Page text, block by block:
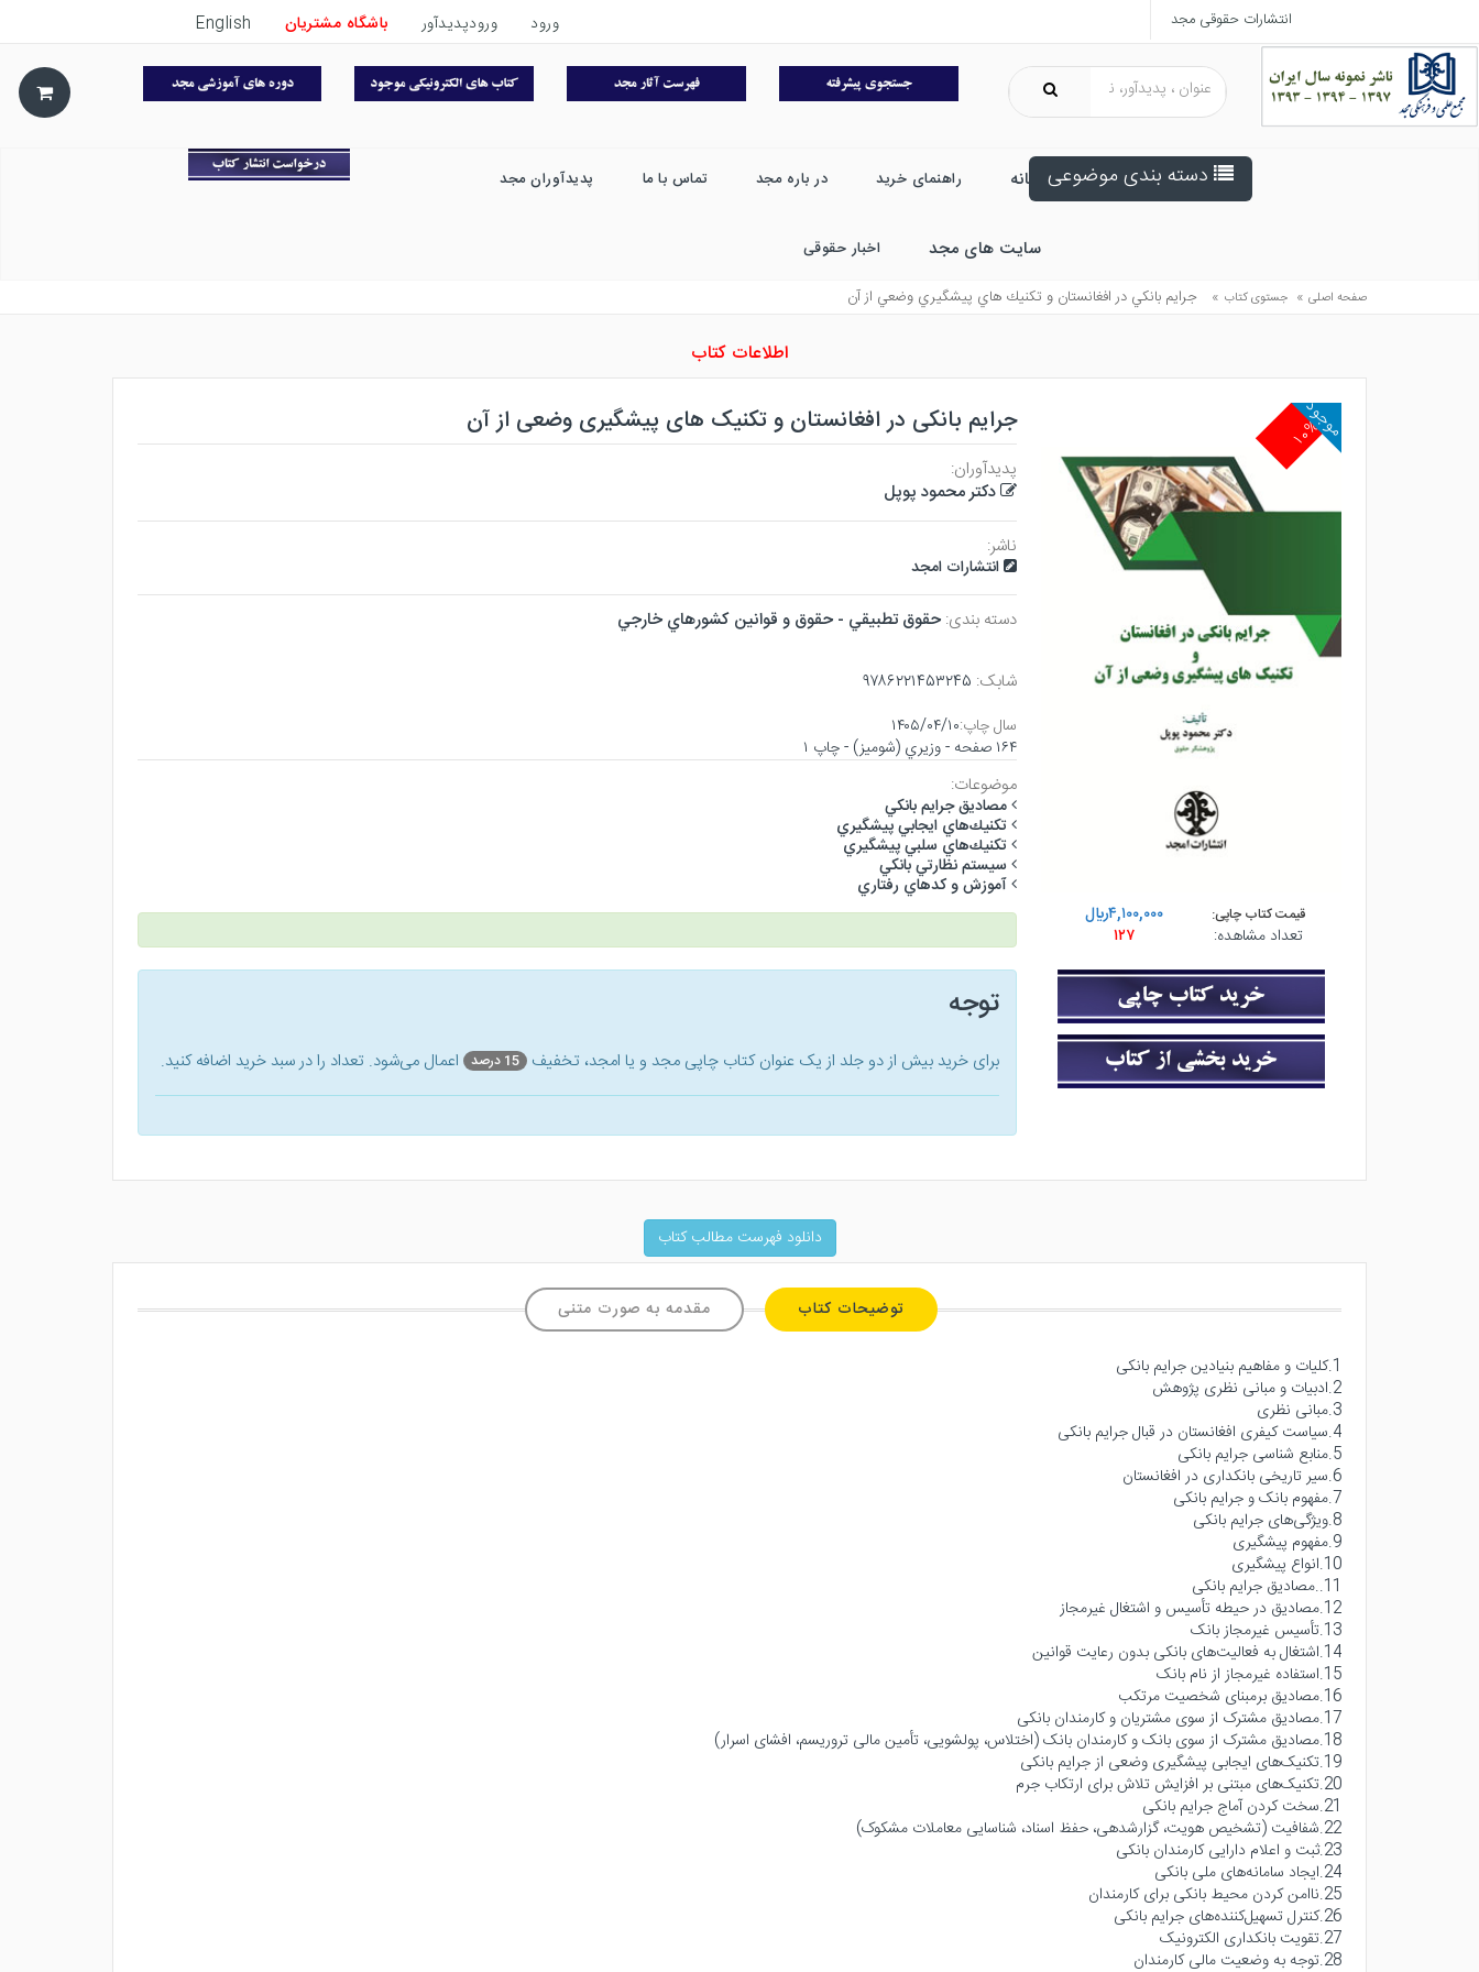
انتشارات حقوقی مجد ورود ورودپدیدآور باشگاه مشتریان English
دسته بندی موضوعی خانه راهنمای خرید در باره مجد تماس با ما پدیدآوران مجد
سایت های مجد اخبار حقوقی
صفحه اصلی » جستوی کتاب » جرايم بانكي در افغانستان و تكنيك هاي پيشگيري وضعي از آن
اطلاعات کتاب
۱۰%
موجود
قیمت کتاب چاپی:
۴,۱۰۰,۰۰۰ريال
تعداد مشاهده:
۱۲۷
جرایم بانکی در افغانستان و تکنیک های پیشگیری وضعی از آن
پدیدآوران:
دکتر محمود پوپل
ناشر:
انتشارات امجد
دسته بندی:حقوق تطبيقي - حقوق و قوانين كشورهاي خارجي
شابک: ۹۷۸۶۲۲۱۴۵۳۲۴۵
سال چاپ:۱۴۰۵/۰۴/۱۰
۱۶۴ صفحه - وزيري (شوميز) - چاپ ۱
موضوعات:
مصاديق جرايم بانكي
تكنيك‌هاي ايجابي پيشگيري
تكنيك‌هاي سلبي پيشگيري
سيستم نظارتي بانكي
آموزش و كدهاي رفتاري
توجه
برای خرید بیش از دو جلد از یک عنوان کتاب‌ چاپی مجد و یا امجد، تخفیف 15 درصد اعمال می‌شود. تعداد را در سبد خرید اضافه کنید.
دانلود فهرست مطالب کتاب
توضیحات کتاب مقدمه به صورت متنی
1.کلیات و مفاهیم بنیادین جرایم بانکی
2.ادبیات و مبانی نظری پژوهش
3.مبانی نظری
4.سیاست کیفری افغانستان در قبال جرایم بانکی
5.منابع شناسی جرایم بانکی
6.سیر تاریخی بانکداری در افغانستان
7.مفهوم بانک و جرایم بانکی
8.ویژگی‌های جرایم بانکی
9.مفهوم پیشگیری
10.انواع پیشگیری
11..مصادیق جرایم بانکی
12.مصادیق در حیطه تأسیس و اشتغال غیرمجاز
13.تأسیس غیرمجاز بانک
14.اشتغال به فعالیت‌های بانکی بدون رعایت قوانین
15.استفاده غیرمجاز از نام بانک
16.مصادیق برمبنای شخصیت مرتکب
17.مصادیق مشترک از سوی مشتریان و کارمندان بانکی
18.مصادیق مشترک از سوی بانک و کارمندان بانک (اختلاس، پولشویی، تأمین مالی تروریسم، افشای اسرار)
19.تکنیک‌های ایجابی پیشگیری وضعی از جرایم بانکی
20.تکنیک‌های مبتنی بر افزایش تلاش برای ارتکاب جرم
21.سخت کردن آماج جرایم بانکی
22.شفافیت (تشخیص هویت، گزارشدهی، حفظ اسناد، شناسایی معاملات مشکوک)
23.ثبت و اعلام دارایی کارمندان بانکی
24.ایجاد سامانه‌های ملی بانکی
25.ناامن کردن محیط بانکی برای کارمندان
26.کنترل تسهیل‌کننده‌های جرایم بانکی
27.تقویت بانکداری الکترونیک
28.توجه به وضعیت مالی کارمندان